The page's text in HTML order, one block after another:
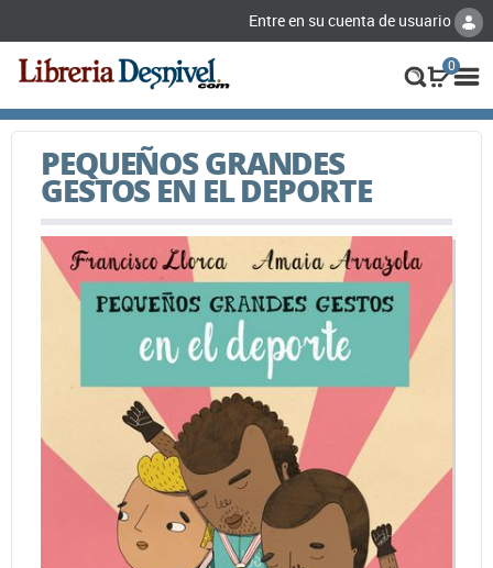
Entre en su cuenta de usuario
0
PEQUEÑOS GRANDES
GESTOS EN EL DEPORTE